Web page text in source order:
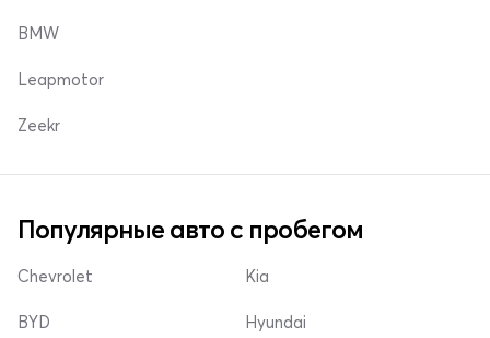
BMW
Leapmotor
Zeekr
Популярные авто с пробегом
Chevrolet
BYD
Kia
Hyundai